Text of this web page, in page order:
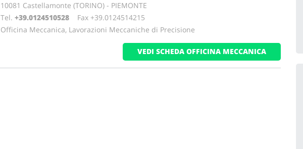
10081 Castellamonte (TORINO) - PIEMONTE
Tel. +39.0124510528 Fax +39.0124514215
Officina Meccanica, Lavorazioni Meccaniche di Precisione
VEDI SCHEDA OFFICINA MECCANICA